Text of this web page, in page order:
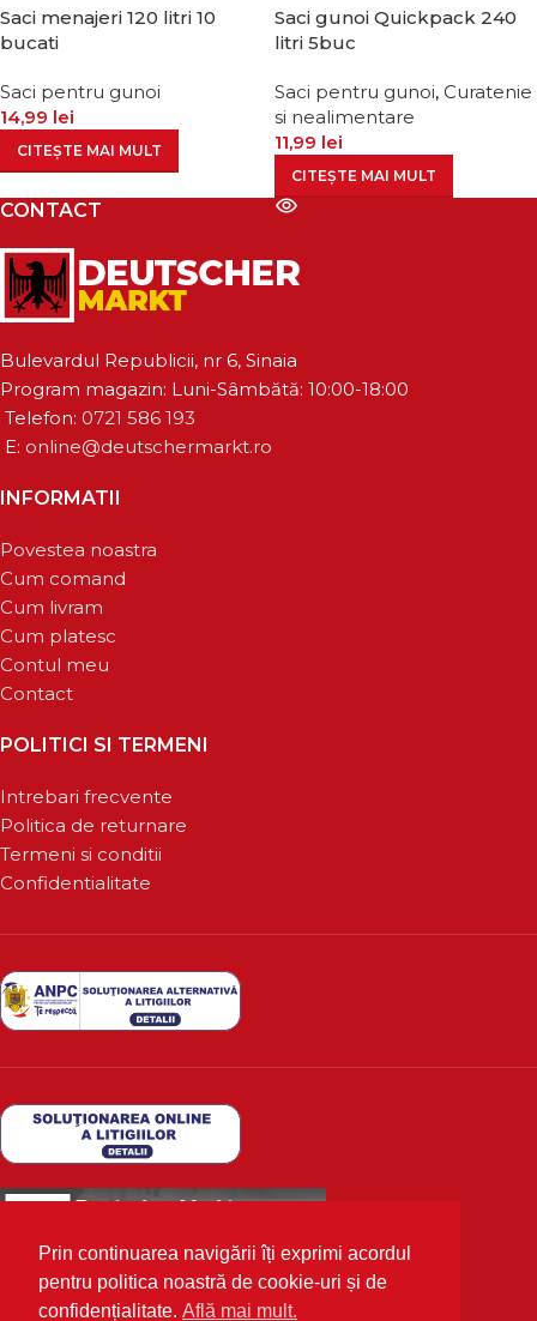
Prin continuarea navigării îți exprimi acordul
pentru politica noastră de cookie-uri și de
confidențialitate. Află mai mult.
Saci menajeri 120 litri 10
bucati
Saci pentru gunoi
14,99 lei
CITEȘTE MAI MULT
Saci gunoi Quickpack 240
litri 5buc
Saci pentru gunoi, Curatenie
si nealimentare
11,99 lei
CITEȘTE MAI MULT
CONTACT
Bulevardul Republicii, nr 6, Sinaia
Program magazin: Luni-Sâmbătă: 10:00-18:00
Telefon: 0721 586 193
E: online@deutschermarkt.ro
INFORMATII
Povestea noastra
Cum comand
Cum livram
Cum platesc
Contul meu
Contact
POLITICI SI TERMENI
Intrebari frecvente
Politica de returnare
Termeni si conditii
Confidentialitate